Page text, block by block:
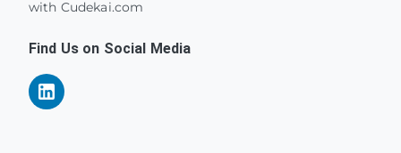
with Cudekai.com
Find Us on Social Media